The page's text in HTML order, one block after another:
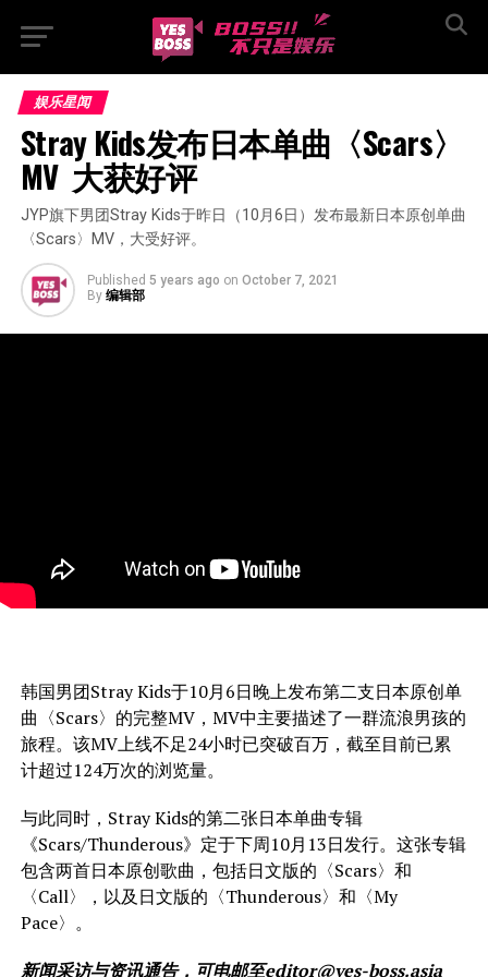
娱乐星闻
Stray Kids发布日本单曲〈Scars〉
MV  大获好评
JYP旗下男团Stray Kids于昨日（10月6日）发布最新日本原创单曲
〈Scars〉MV，大受好评。
Published 5 years ago on October 7, 2021
By 编辑部
韩国男团Stray Kids于10月6日晚上发布第二支日本原创单
曲〈Scars〉的完整MV，MV中主要描述了一群流浪男孩的
旅程。该MV上线不足24小时已突破百万，截至目前已累
计超过124万次的浏览量。
与此同时，Stray Kids的第二张日本单曲专辑
《Scars/Thunderous》定于下周10月13日发行。这张专辑
包含两首日本原创歌曲，包括日文版的〈Scars〉和
〈Call〉，以及日文版的〈Thunderous〉和〈My
Pace〉。
新闻采访与资讯通告，可电邮至editor@yes-boss.asia